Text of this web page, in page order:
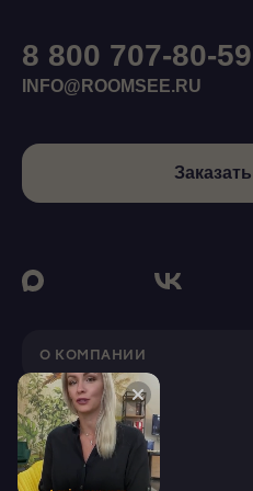
О КОМПАНИИ
ДИЗАЙНЕРАМ
ПОКУПАТЕЛЯМ
8 800 707-80-59
INFO@ROOMSEE.RU